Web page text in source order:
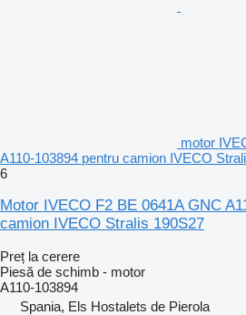
motor
A110-103894 pentru camion IVECO
6
Motor IVECO F2 BE 0641A GNC
camion IVECO Stralis 190S27
Preț la cerere
Piesă de schimb - motor
A110-103894
Spania, Els Hostalets de Pierola